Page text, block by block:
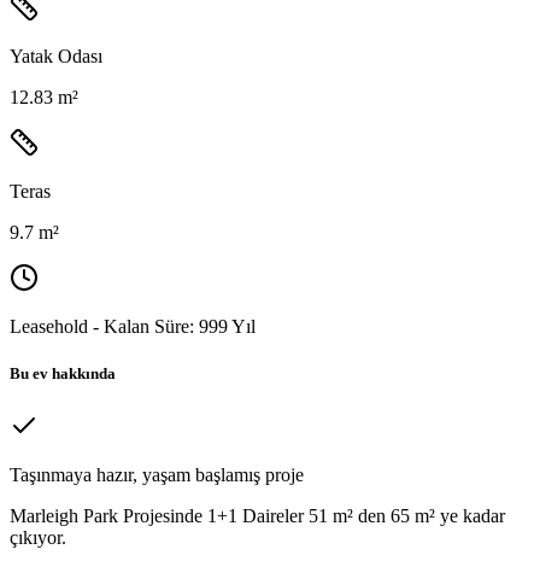
Yatak Odası
12.83 m²
Teras
9.7 m²
Leasehold - Kalan Süre: 999 Yıl
Bu ev hakkında
Taşınmaya hazır, yaşam başlamış proje
Marleigh Park Projesinde 1+1 Daireler 51 m² den 65 m² ye kadar
çıkıyor.